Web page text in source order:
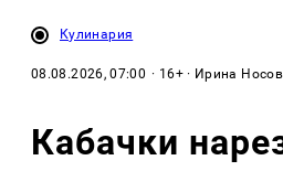
Кулинария
08.08.2026, 07:00 · 16+ · Ирина
Кабачки